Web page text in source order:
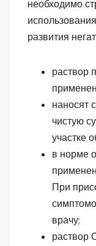
необходимо
развития
раствор
наносят
чистую
участке
в норме
При
врачу;
раствор